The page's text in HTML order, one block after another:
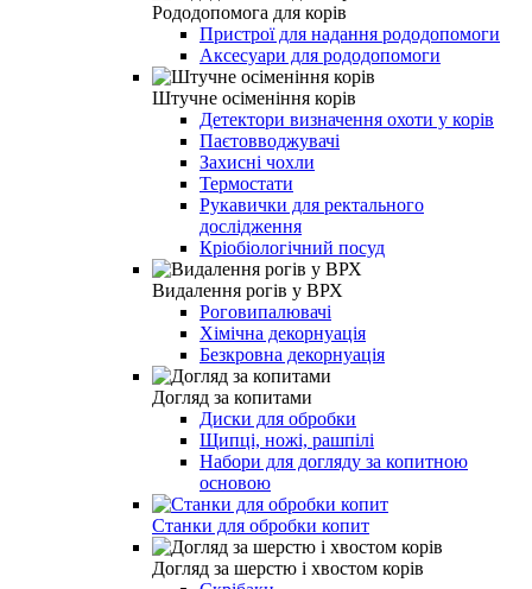
Рододопомога для корів
Пристрої для надання рододопомоги
Аксесуари для рододопомоги
Штучне осіменіння корів
Детектори визначення охоти у корів
Паєтовводжувачі
Захисні чохли
Термостати
Рукавички для ректального
дослідження
Кріобіологічний посуд
Видалення рогів у ВРХ
Роговипалювачі
Хімічна декорнуація
Безкровна декорнуація
Догляд за копитами
Диски для обробки
Щипці, ножі, рашпілі
Набори для догляду за копитною
основою
Станки для обробки копит
Догляд за шерстю і хвостом корів